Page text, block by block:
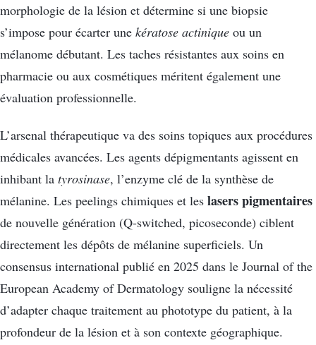
morphologie de la lésion et détermine si une biopsie
s’impose pour écarter une kératose actinique ou un
mélanome débutant. Les taches résistantes aux soins en
pharmacie ou aux cosmétiques méritent également une
évaluation professionnelle.
L’arsenal thérapeutique va des soins topiques aux procédures
médicales avancées. Les agents dépigmentants agissent en
inhibant la tyrosinase, l’enzyme clé de la synthèse de
mélanine. Les peelings chimiques et les lasers pigmentaires
de nouvelle génération (Q-switched, picoseconde) ciblent
directement les dépôts de mélanine superficiels. Un
consensus international publié en 2025 dans le Journal of the
European Academy of Dermatology souligne la nécessité
d’adapter chaque traitement au phototype du patient, à la
profondeur de la lésion et à son contexte géographique.